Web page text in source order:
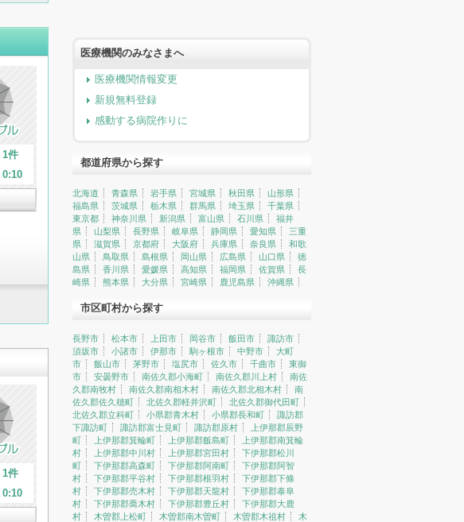
1件
0:10
1件
0:10
医療機関のみなさまへ
医療機関情報変更
新規無料登録
感動する病院作りに
都道府県から探す
北海道 青森県 岩手県 宮城県 秋田県
山形県
福島県
茨城県 栃木県 群馬県 埼玉県
千葉県
東京都
神奈川県 新潟県 富山県 石川県
福井
県
山梨県 長野県 岐阜県 静岡県 愛知県
三重
県
滋賀県 京都府 大阪府 兵庫県 奈良県
和歌
山県
鳥取県 島根県 岡山県 広島県 山口県
徳
島県
香川県 愛媛県 高知県 福岡県 佐賀県
長
崎県
熊本県 大分県 宮崎県 鹿児島県 沖縄県
市区町村から探す
長野市 松本市 上田市 岡谷市 飯田市
諏訪市
須坂市
小諸市 伊那市 駒ヶ根市 中野市
大町
市
飯山市 茅野市 塩尻市 佐久市 千曲市
東御
市
安曇野市 南佐久郡小海町 南佐久郡川上村
南佐
久郡南牧村
南佐久郡南相木村 南佐久郡北相木村
南
佐久郡佐久穂町
北佐久郡軽井沢町
北佐久郡御代田町
北佐久郡立科町
小県郡青木村 小県郡長和町
諏訪郡
下諏訪町
諏訪郡富士見町 諏訪郡原村
上伊那郡辰野
町
上伊那郡箕輪町 上伊那郡飯島町
上伊那郡南箕輪
村
上伊那郡中川村 上伊那郡宮田村
下伊那郡松川
町
下伊那郡高森町 下伊那郡阿南町
下伊那郡阿智
村
下伊那郡平谷村 下伊那郡根羽村
下伊那郡下條
村
下伊那郡売木村 下伊那郡天龍村
下伊那郡泰阜
村
下伊那郡喬木村 下伊那郡豊丘村
下伊那郡大鹿
村
木曽郡上松町 木曽郡南木曽町 木曽郡木祖村
木